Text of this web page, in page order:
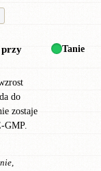
przy
do
zostaje
GMP.
Tanie